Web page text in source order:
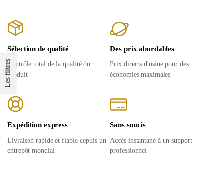
Les filtres
Sélection de qualité
Contrôle total de la qualité du
produit
Des prix abordables
Prix ​​directs d'usine pour des
économies maximales
Expédition express
Livraison rapide et fiable depuis un
entrepôt mondial
Sans soucis
Accès instantané à un support
professionnel